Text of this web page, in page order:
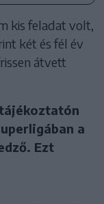
kis feladat volt,
két és fél év
átvett
a
Ezt